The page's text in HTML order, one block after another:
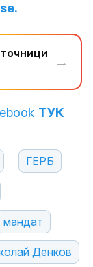
→
ТУК
ГЕРБ
мандат
Денков